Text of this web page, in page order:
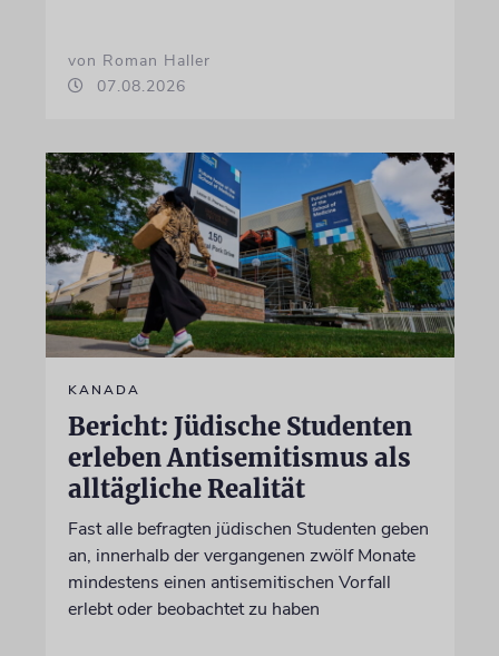
von Roman Haller
07.08.2026
KANADA
Bericht: Jüdische Studenten
erleben Antisemitismus als
alltägliche Realität
Fast alle befragten jüdischen Studenten geben
an, innerhalb der vergangenen zwölf Monate
mindestens einen antisemitischen Vorfall
erlebt oder beobachtet zu haben